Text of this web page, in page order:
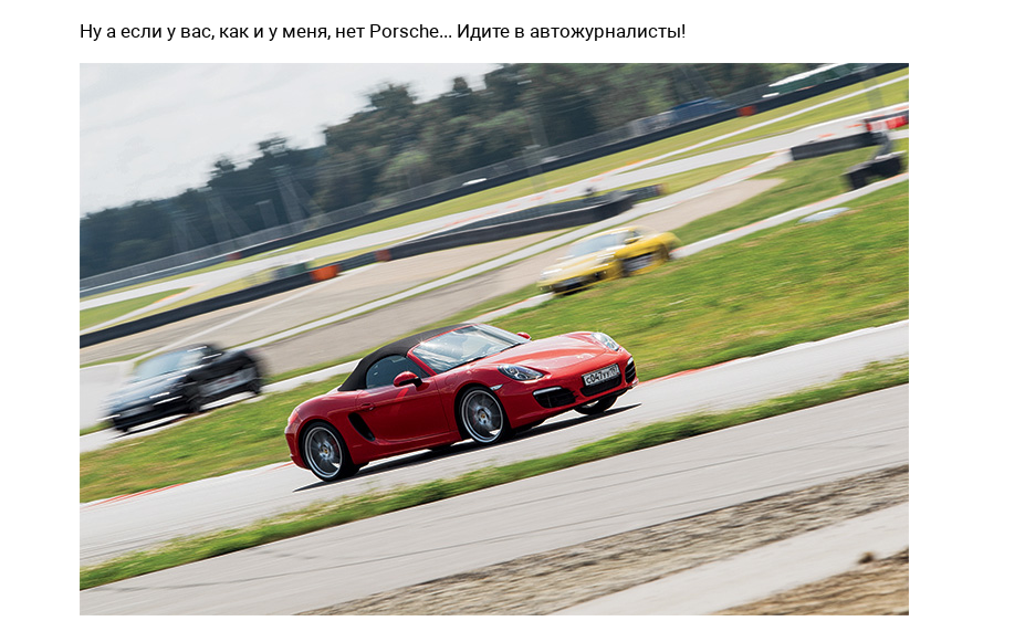
Ну а если у вас, как и у меня, нет Porsche... Идите в автожурналисты!